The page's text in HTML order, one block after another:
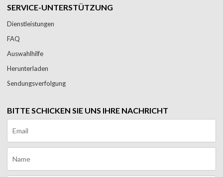
SERVICE-UNTERSTÜTZUNG
Dienstleistungen
FAQ
Auswahlhilfe
Herunterladen
Sendungsverfolgung
BITTE SCHICKEN SIE UNS IHRE NACHRICHT